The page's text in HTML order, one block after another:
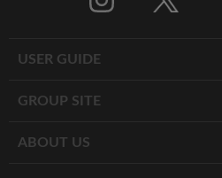
USER GUIDE
GROUP SITE
ABOUT US